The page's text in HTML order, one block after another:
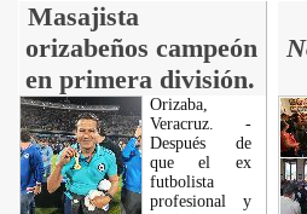
Masajista
orizabeños campeón
en primera división.
Orizaba,
Veracruz. -
Después de
que el ex
futbolista
profesional y